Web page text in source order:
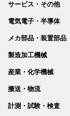
サービス・その他
電気電子・半導体
メカ部品・装置部品
製造加工機械
産業・化学機械
搬送・物流
計測・試験・検査